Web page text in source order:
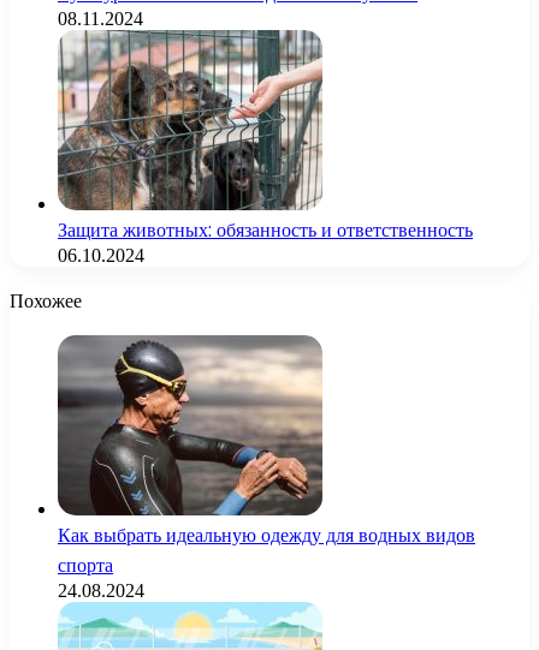
08.11.2024
Защита животных: обязанность и ответственность
06.10.2024
Похожее
Как выбрать идеальную одежду для водных видов
спорта
24.08.2024